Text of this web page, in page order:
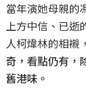
當年演她母親的
上方中信、已逝
人柯煒林的相襯，
奇，看點仍有，
舊港味。